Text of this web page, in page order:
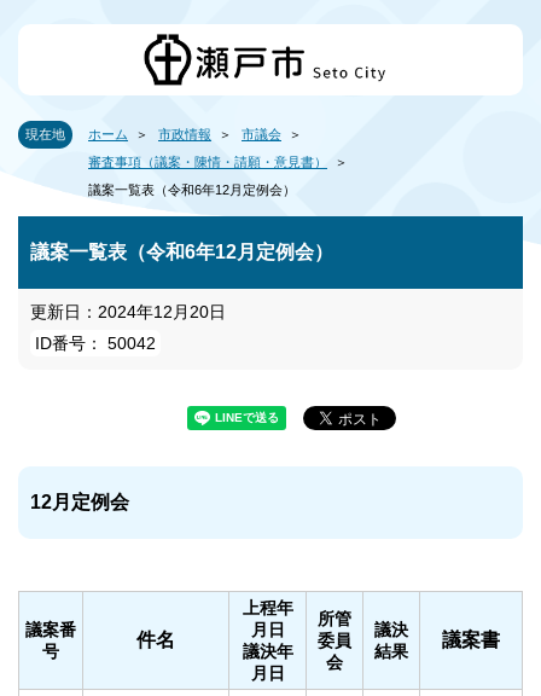
現在地 ホーム 市政情報
市議会
審査事項（議案・陳情・請願・意見書）
議案一覧表（令和6年12月定例会）
議案一覧表（令和6年12月定例会）
更新日：2024年12月20日
ID番号： 50042
12月定例会
議案番
号
件名
上程年
月日
議決年
月日
所管
委員
会
議決
結果
議案書